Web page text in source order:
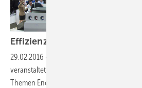
Effizienz schwebt über
29.02.2016 -
veranstaltet. Das Erscheinungsbild der
Themen Energieeffizienz,